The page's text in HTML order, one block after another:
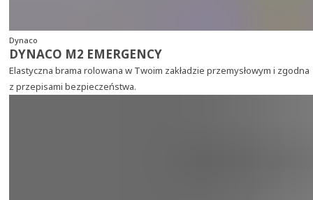
Dynaco
DYNACO M2 EMERGENCY
Elastyczna brama rolowana w Twoim zakładzie przemysłowym i zgodna
z przepisami bezpieczeństwa.